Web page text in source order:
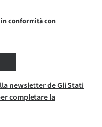
in conformità con
newsletter de Gli Stati
completare la